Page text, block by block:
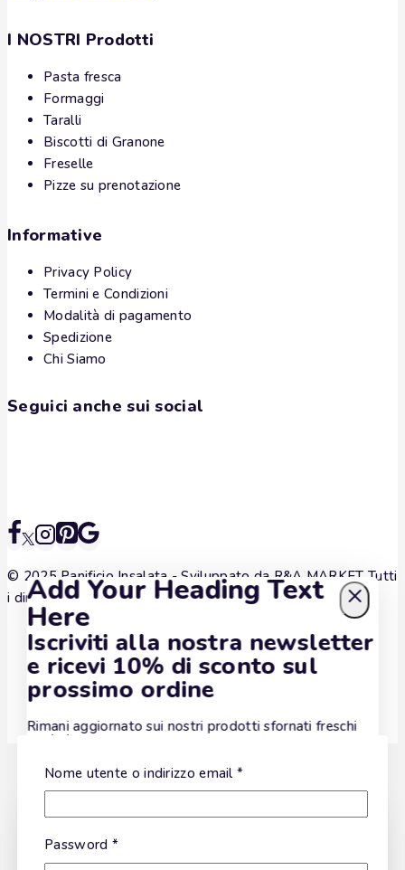
I NOSTRI Prodotti
Pasta fresca
Formaggi
Taralli
Biscotti di Granone
Freselle
Pizze su prenotazione
Informative
Privacy Policy
Termini e Condizioni
Modalità di pagamento
Spedizione
Chi Siamo
Seguici anche sui social
© 2025 Panificio Insalata - Sviluppato daR&A MARKET Tutti
i diritti sono riservati.
Add Your Heading Text
Here
Iscriviti alla nostra newsletter
e ricevi 10% di sconto sul
prossimo ordine
Rimani aggiornato sui nostri prodotti sfornati freschi
ogni giorno
Iscrivendoti accetti la nostra politica di policy privacy.
Wait! before you leave…
We have something special for you
Nome utente o indirizzo email*
Password *